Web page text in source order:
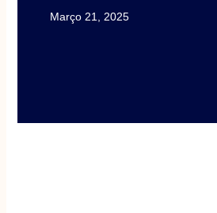
Março 21, 2025